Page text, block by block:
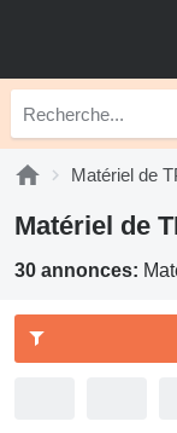
Matériel de
Matériel de
30 annonces: